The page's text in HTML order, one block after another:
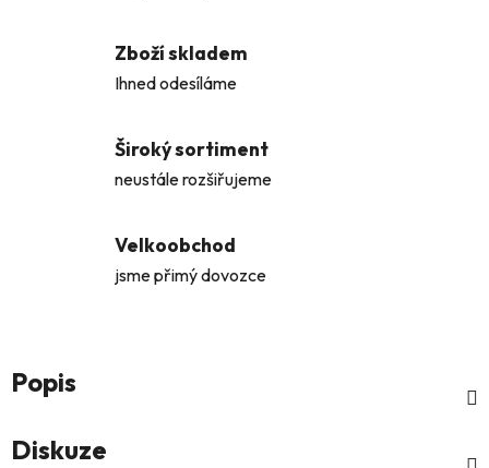
Zboží skladem
Ihned odesíláme
Široký sortiment
neustále rozšiřujeme
Velkoobchod
jsme přimý dovozce
Popis
Diskuze